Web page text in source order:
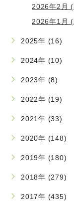
2026年2月
2026年1月
2025年 (16)
2024年 (10)
2023年 (8)
2022年 (19)
2021年 (33)
2020年 (148)
2019年 (180)
2018年 (279)
2017年 (435)